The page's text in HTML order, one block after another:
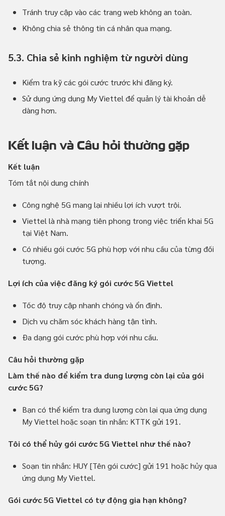
Tránh truy cập vào các trang web không an toàn.
Không chia sẻ thông tin cá nhân qua mạng.
5.3. Chia sẻ kinh nghiệm từ người dùng
Kiểm tra kỹ các gói cước trước khi đăng ký.
Sử dụng ứng dụng My Viettel để quản lý tài khoản dễ
dàng hơn.
Kết luận và Câu hỏi thường gặp
Kết luận
Tóm tắt nội dung chính
Công nghệ 5G mang lại nhiều lợi ích vượt trội.
Viettel là nhà mạng tiên phong trong việc triển khai 5G
tại Việt Nam.
Có nhiều gói cước 5G phù hợp với nhu cầu của từng đối
tượng.
Lợi ích của việc đăng ký gói cước 5G Viettel
Tốc độ truy cập nhanh chóng và ổn định.
Dịch vụ chăm sóc khách hàng tận tình.
Đa dạng gói cước phù hợp với nhu cầu.
Câu hỏi thường gặp
Làm thế nào để kiểm tra dung lượng còn lại của gói
cước 5G?
Bạn có thể kiểm tra dung lượng còn lại qua ứng dụng
My Viettel hoặc soạn tin nhắn: KTTK gửi 191.
Tôi có thể hủy gói cước 5G Viettel như thế nào?
Soạn tin nhắn: HUY [Tên gói cước] gửi 191 hoặc hủy qua
ứng dụng My Viettel.
Gói cước 5G Viettel có tự động gia hạn không?